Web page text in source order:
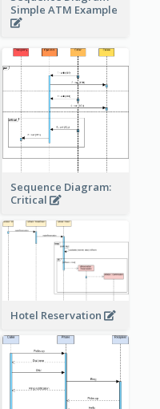
Simple ATM Example
Sequence Diagram:
Critical
Hotel Reservation